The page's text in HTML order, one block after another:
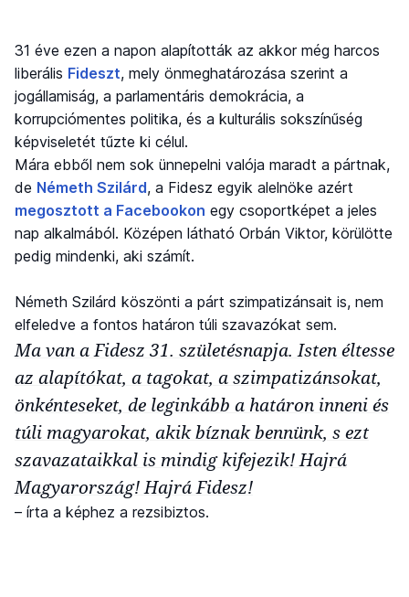
31 éve ezen a napon alapították az akkor még harcos
liberális Fideszt, mely önmeghatározása szerint a
jogállamiság, a parlamentáris demokrácia, a
korrupciómentes politika, és a kulturális sokszínűség
képviseletét tűzte ki célul.
Mára ebből nem sok ünnepelni valója maradt a pártnak,
de Németh Szilárd, a Fidesz egyik alelnöke azért
megosztott a Facebookon egy csoportképet a jeles
nap alkalmából. Középen látható Orbán Viktor, körülötte
pedig mindenki, aki számít.
Németh Szilárd köszönti a párt szimpatizánsait is, nem
elfeledve a fontos határon túli szavazókat sem.
Ma van a Fidesz 31. születésnapja. Isten éltesse
az alapítókat, a tagokat, a szimpatizánsokat,
önkénteseket, de leginkább a határon inneni és
túli magyarokat, akik bíznak bennünk, s ezt
szavazataikkal is mindig kifejezik! Hajrá
Magyarország! Hajrá Fidesz!
– írta a képhez a rezsibiztos.